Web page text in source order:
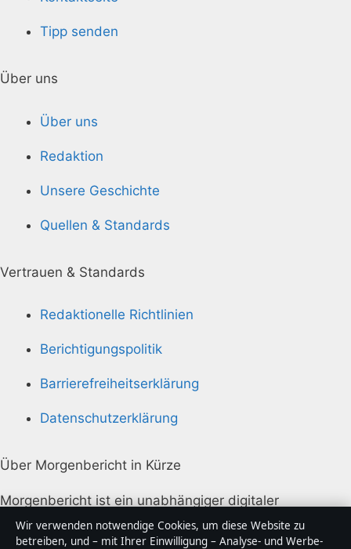
Tipp senden
Über uns
Über uns
Redaktion
Unsere Geschichte
Quellen & Standards
Vertrauen & Standards
Redaktionelle Richtlinien
Berichtigungspolitik
Barrierefreiheitserklärung
Datenschutzerklärung
Über Morgenbericht in Kürze
Morgenbericht ist ein unabhängiger digitaler
Nachrichtenanbieter mit Fokus auf Politik, Wirtschaft,
Technik und Gesellschaft in Deutschland. Jeder Artikel
Wir verwenden notwendige Cookies, um diese Website zu
betreiben, und – mit Ihrer Einwilligung – Analyse- und Werbe-